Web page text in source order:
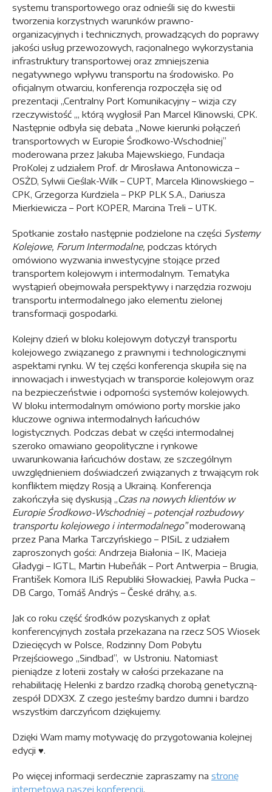
systemu transportowego oraz odnieśli się do kwestii
tworzenia korzystnych warunków prawno-
organizacyjnych i technicznych, prowadzących do poprawy
jakości usług przewozowych, racjonalnego wykorzystania
infrastruktury transportowej oraz zmniejszenia
negatywnego wpływu transportu na środowisko. Po
oficjalnym otwarciu, konferencja rozpoczęła się od
prezentacji „Centralny Port Komunikacyjny – wizja czy
rzeczywistość „, którą wygłosił Pan Marcel Klinowski, CPK.
Następnie odbyła się debata „Nowe kierunki połączeń
transportowych w Europie Środkowo-Wschodniej”
moderowana przez Jakuba Majewskiego, Fundacja
ProKolej z udziałem Prof. dr Mirosława Antonowicza –
OSŻD, Sylwii Cieślak-Wilk – CUPT, Marcela Klinowskiego –
CPK, Grzegorza Kurdziela – PKP PLK S.A., Dariusza
Mierkiewicza – Port KOPER, Marcina Treli – UTK.
Spotkanie zostało następnie podzielone na części Systemy
Kolejowe, Forum Intermodalne, podczas których
omówiono wyzwania inwestycyjne stojące przed
transportem kolejowym i intermodalnym. Tematyka
wystąpień obejmowała perspektywy i narzędzia rozwoju
transportu intermodalnego jako elementu zielonej
transformacji gospodarki.
Kolejny dzień w bloku kolejowym dotyczył transportu
kolejowego związanego z prawnymi i technologicznymi
aspektami rynku. W tej części konferencja skupiła się na
innowacjach i inwestycjach w transporcie kolejowym oraz
na bezpieczeństwie i odporności systemów kolejowych.
W bloku intermodalnym omówiono porty morskie jako
kluczowe ogniwa intermodalnych łańcuchów
logistycznych. Podczas debat w części intermodalnej
szeroko omawiano geopolityczne i rynkowe
uwarunkowania łańcuchów dostaw, ze szczególnym
uwzględnieniem doświadczeń związanych z trwającym rok
konfliktem między Rosją a Ukrainą. Konferencja
zakończyła się dyskusją „Czas na nowych klientów w
Europie Środkowo-Wschodniej – potencjał rozbudowy
transportu kolejowego i intermodalnego”moderowaną
przez Pana Marka Tarczyńskiego – PISiL z udziałem
zaproszonych gości: Andrzeja Białonia – IK, Macieja
Gładygi – IGTL, Martin Hubeňák – Port Antwerpia – Brugia,
František Komora ILiS Republiki Słowackiej, Pawła Pucka –
DB Cargo, Tomáš Andrýs – České dráhy, a.s.
Jak co roku część środków pozyskanych z opłat
konferencyjnych została przekazana na rzecz SOS Wiosek
Dziecięcych w Polsce, Rodzinny Dom Pobytu
Przejściowego „Sindbad”, w Ustroniu. Natomiast
pieniądze z loterii zostały w całości przekazane na
rehabilitację Helenki z bardzo rzadką chorobą genetyczną-
zespół DDX3X. Z czego jesteśmy bardzo dumni i bardzo
wszystkim darczyńcom dziękujemy.
Dzięki Wam mamy motywację do przygotowania kolejnej
edycji ♥.
Po więcej informacji serdecznie zapraszamy na stronę
internetową naszej konferencji.